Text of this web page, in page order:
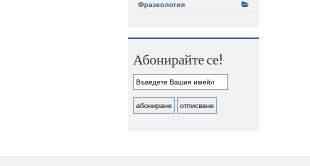
Фразеология
Абонирайте се!